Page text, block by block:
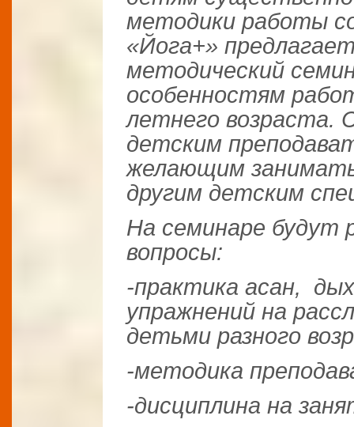
методики работы
«Йога+»
методический
особенностям
летнего возраста.
детским
желающим
другим детским
На семинаре будут
вопросы:
-практика асан,
упражнений на
детьми разного
-методика
-дисциплина на